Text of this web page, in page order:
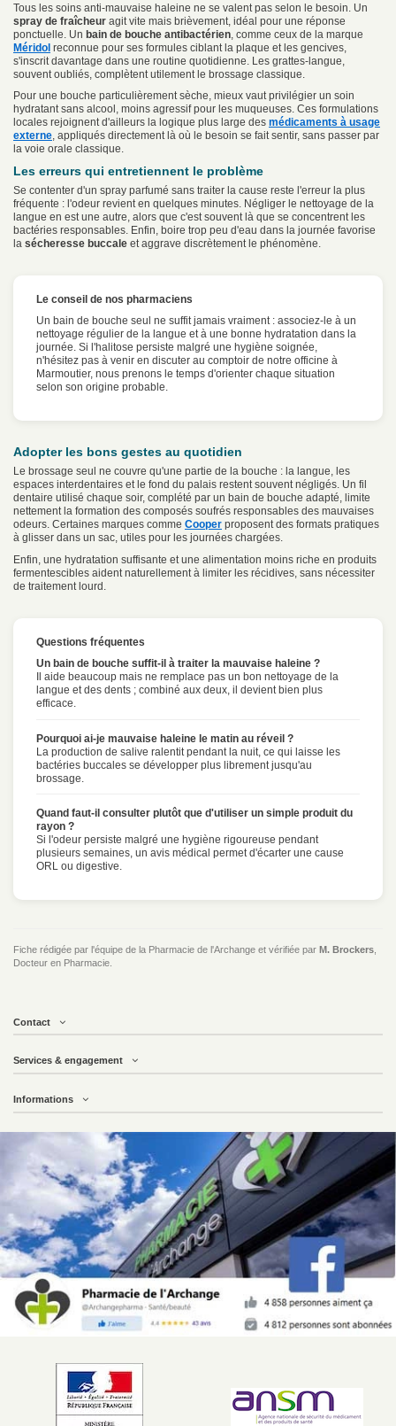
Tous les soins anti-mauvaise haleine ne se valent pas selon le besoin. Un
spray de fraîcheur agit vite mais brièvement, idéal pour une réponse
ponctuelle. Un bain de bouche antibactérien , comme ceux de la marque
Méridol reconnue pour ses formules ciblant la plaque et les gencives,
s'inscrit davantage dans une routine quotidienne. Les grattes-langue,
souvent oubliés, complètent utilement le brossage classique.
Pour une bouche particulièrement sèche, mieux vaut privilégier un soin
hydratant sans alcool, moins agressif pour les muqueuses. Ces formulations
locales rejoignent d'ailleurs la logique plus large des médicaments à usage
externe, appliqués directement là où le besoin se fait sentir, sans passer par
la voie orale classique.
Les erreurs qui entretiennent le problème
Se contenter d'un spray parfumé sans traiter la cause reste l'erreur la plus
fréquente : l'odeur revient en quelques minutes. Négliger le nettoyage de la
langue en est une autre, alors que c'est souvent là que se concentrent les
bactéries responsables. Enfin, boire trop peu d'eau dans la journée favorise
la sécheresse buccale et aggrave discrètement le phénomène.
Le conseil de nos pharmaciens
Un bain de bouche seul ne suffit jamais vraiment : associez-le à un
nettoyage régulier de la langue et à une bonne hydratation dans la
journée. Si l'halitose persiste malgré une hygiène soignée,
n'hésitez pas à venir en discuter au comptoir de notre officine à
Marmoutier, nous prenons le temps d'orienter chaque situation
selon son origine probable.
Adopter les bons gestes au quotidien
Le brossage seul ne couvre qu'une partie de la bouche : la langue, les
espaces interdentaires et le fond du palais restent souvent négligés. Un fil
dentaire utilisé chaque soir, complété par un bain de bouche adapté, limite
nettement la formation des composés soufrés responsables des mauvaises
odeurs. Certaines marques comme Cooper proposent des formats pratiques
à glisser dans un sac, utiles pour les journées chargées.
Enfin, une hydratation suffisante et une alimentation moins riche en produits
fermentescibles aident naturellement à limiter les récidives, sans nécessiter
de traitement lourd.
Questions fréquentes
Un bain de bouche suffit-il à traiter la mauvaise haleine ?
Il aide beaucoup mais ne remplace pas un bon nettoyage de la
langue et des dents ; combiné aux deux, il devient bien plus
efficace.
Pourquoi ai-je mauvaise haleine le matin au réveil ?
La production de salive ralentit pendant la nuit, ce qui laisse les
bactéries buccales se développer plus librement jusqu'au
brossage.
Quand faut-il consulter plutôt que d'utiliser un simple produit du
rayon ?
Si l'odeur persiste malgré une hygiène rigoureuse pendant
plusieurs semaines, un avis médical permet d'écarter une cause
ORL ou digestive.
Fiche rédigée par l'équipe de la Pharmacie de l'Archange et vérifiée par M. Brockers
Docteur en Pharmacie.
Contact
Services & engagement
Informations